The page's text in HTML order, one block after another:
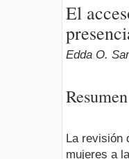
El
Edda O.
Resumen
La revisión
mujeres a